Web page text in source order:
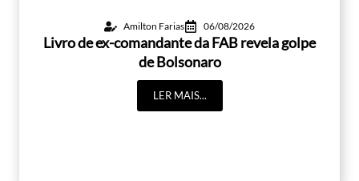
Amilton Farias 06/08/2026
Livro de ex-comandante da FAB revela golpe
de Bolsonaro
LER MAIS...